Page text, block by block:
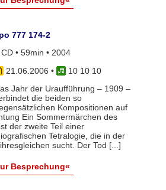
777 174-2
• 59min • 2004
21.06.2006 •
10 10 10
Jahr der Uraufführung – 1909 –
die beiden so
Kompositionen auf
Ein Sommermärchen des
der zweite Teil einer
Tetralogie, die in der
sucht. Der Tod [...]
Besprechung«